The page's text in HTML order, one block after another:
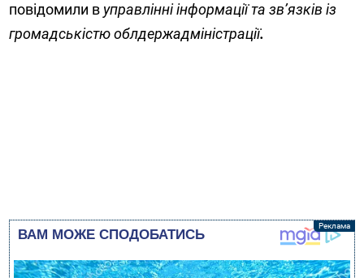
повідомили в управлінні інформації та зв’язківіз
громадськістю облдержадміністрації.